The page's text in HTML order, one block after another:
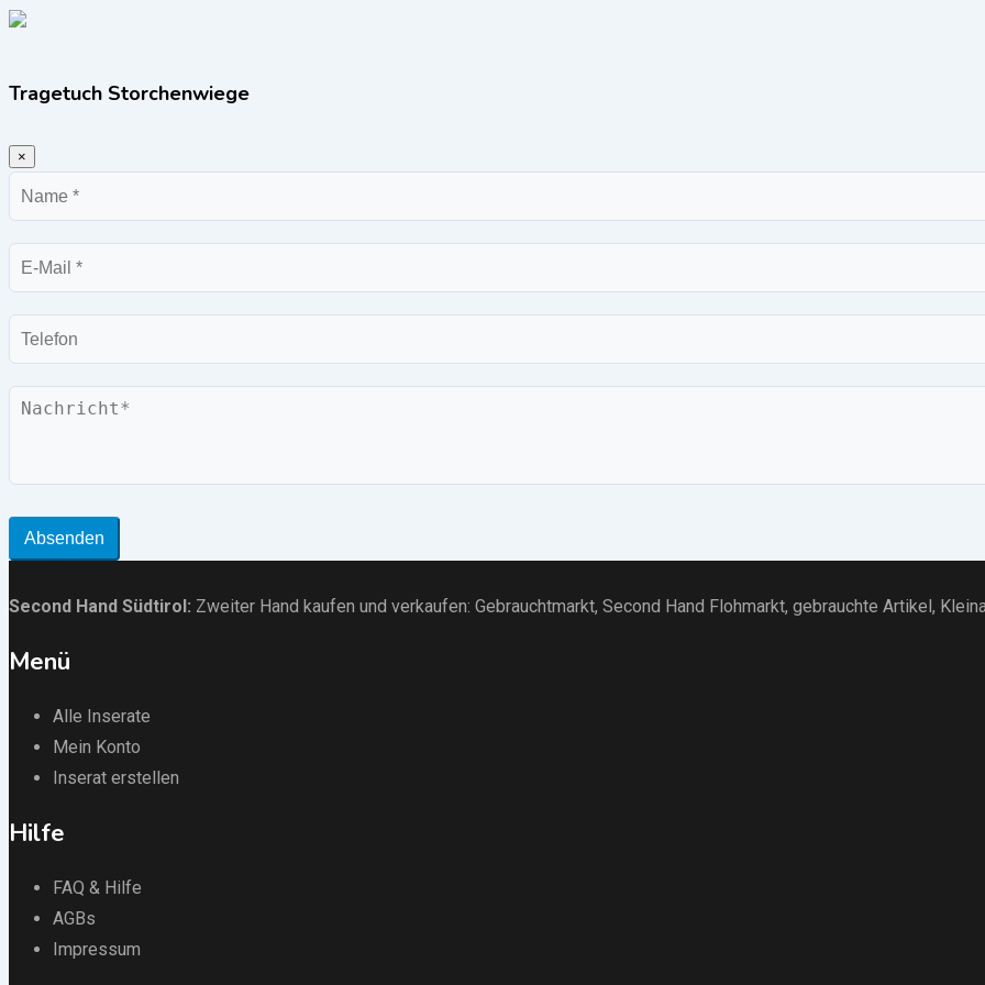
Tragetuch Storchenwiege
×
Name
E-
Mail
Telefon
Nachricht
Absenden
Second Hand Südtirol : Zweiter Hand kaufen und verkaufen: Gebrauchtmarkt, Second Hand Flohmarkt, gebrauchte Artikel ,
Menü
Alle Inserate
Mein Konto
Inserat erstellen
Hilfe
FAQ & Hilfe
AGBs
Impressum